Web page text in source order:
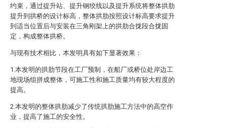
约束，通过提升站、提升钢绞线以及提升系统将整体拱肋
提升到拱桥的设计标高，整体拱肋按照设计标高要求提升
到适当位置后与安装在三角刚架上的拱肋合拢段合拢固
定，构成整体拱桥。
与现有技术相比，本发明具有如下显著效果：
1.本发明的拱肋节段在工厂预制，在船厂或桥位处岸边工
地现场组拼成整体，可施工性和施工质量均有较大程度的
提高。
2.本发明的整体拱肋减少了传统拱肋施工方法中的高空作
业，提高了施工的安全性。